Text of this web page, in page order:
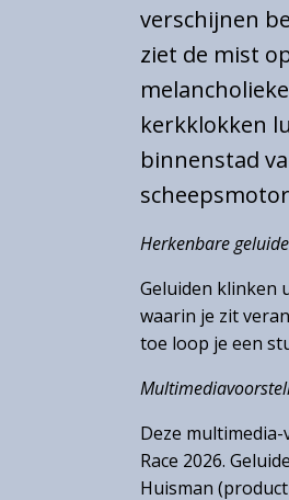
verschijnen
ziet de mist
kerkklokken
binnenstad
Herkenbare
Geluiden klinken
waarin je zit
toe loop je een
Deze
Race 2026.
Huisman
Gemeentearchief
Privacystatement